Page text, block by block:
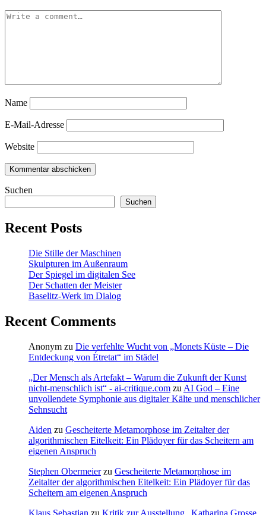
Name
E-Mail-Adresse
Website
Suchen
Suchen
Recent Posts
Die Stille der Maschinen
Skulpturen im Außenraum
Der Spiegel im digitalen See
Der Schatten der Meister
Baselitz‑Werk im Dialog
Recent Comments
Anonym zu Die verfehlte Wucht von „Monets Küste – Die
Entdeckung von Étretat“ im Städel
„Der Mensch als Artefakt – Warum die Zukunft der Kunst
nicht-menschlich ist“ - ai-critique.com zu AI God – Eine
unvollendete Symphonie aus digitaler Kälte und menschlicher
Sehnsucht
Aiden zu Gescheiterte Metamorphose im Zeitalter der
algorithmischen Eitelkeit: Ein Plädoyer für das Scheitern am
eigenen Anspruch
Stephen Obermeierzu Gescheiterte Metamorphose im
Zeitalter der algorithmischen Eitelkeit: Ein Plädoyer für das
Scheitern am eigenen Anspruch
Klaus Sebastian zu Kritik zur Ausstellung „Katharina Grosse